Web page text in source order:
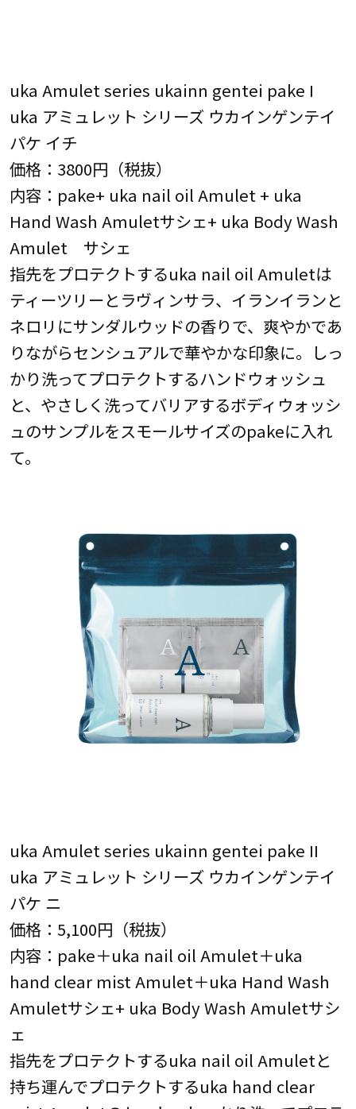
uka Amulet series ukainn gentei pake I
uka アミュレット シリーズ ウカインゲンテイ
パケ イチ
価格：3800円（税抜）
内容：pake+ uka nail oil Amulet + uka
Hand Wash Amuletサシェ+ uka Body Wash
Amulet サシェ
指先をプロテクトするuka nail oil Amuletは
ティーツリーとラヴィンサラ、イランイランと
ネロリにサンダルウッドの香りで、爽やかであ
りながらセンシュアルで華やかな印象に。しっ
かり洗ってプロテクトするハンドウォッシュ
と、やさしく洗ってバリアするボディウォッシ
ュのサンプルをスモールサイズのpakeに入れ
て。
uka Amulet series ukainn gentei pake II
uka アミュレット シリーズ ウカインゲンテイ
パケ ニ
価格：5,100円（税抜）
内容：pake＋uka nail oil Amulet＋uka
hand clear mist Amulet＋uka Hand Wash
Amuletサシェ+ uka Body Wash Amuletサシ
ェ
指先をプロテクトするuka nail oil Amuletと
持ち運んでプロテクトするuka hand clear